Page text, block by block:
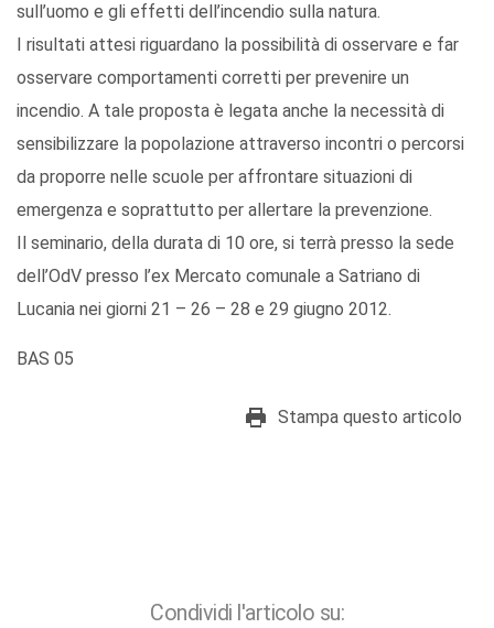
sull’uomo e gli effetti dell’incendio sulla natura.
I risultati attesi riguardano la possibilità di osservare e far
osservare comportamenti corretti per prevenire un
incendio. A tale proposta è legata anche la necessità di
sensibilizzare la popolazione attraverso incontri o percorsi
da proporre nelle scuole per affrontare situazioni di
emergenza e soprattutto per allertare la prevenzione.
Il seminario, della durata di 10 ore, si terrà presso la sede
dell’OdV presso l’ex Mercato comunale a Satriano di
Lucania nei giorni 21 – 26 – 28 e 29 giugno 2012.
BAS 05
Stampa questo articolo
Condividi l'articolo su: